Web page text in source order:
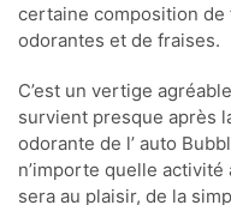
certaine composition
odorantes et de fraises.
C’est un vertige
survient presque après
odorante de l’ auto
n’importe quelle
sera au plaisir, de la